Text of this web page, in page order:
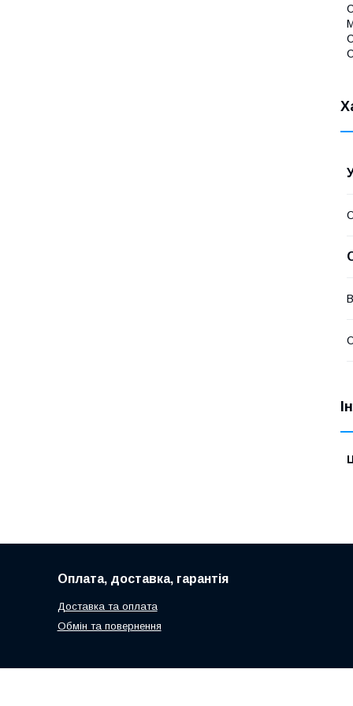
Оплата, доставка, гарантія
Доставка та оплата
Обмін та повернення